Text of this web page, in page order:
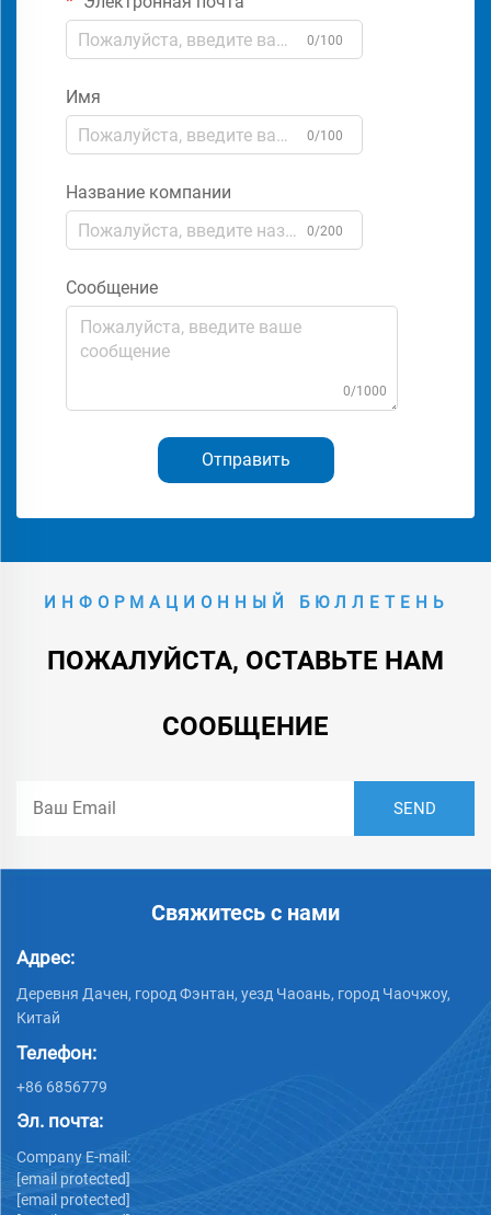
0/100
Имя
0/100
Название компании
0/200
Сообщение
0/1000
Отправить
ИНФОРМАЦИОННЫЙ БЮЛЛЕТЕНЬ
ПОЖАЛУЙСТА, ОСТАВЬТЕ НАМ
СООБЩЕНИЕ
Свяжитесь с нами
Адрес:
Деревня Дачен, город Фэнтан, уезд Чаоань, город Чаочжоу,
Китай
Телефон:
+86 6856779
Эл. почта:
Company E-mail:
[email protected]
[email protected]